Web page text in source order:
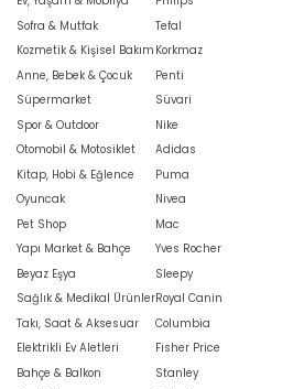
Sofra & Mutfak
Kozmetik & Kişisel Bakım
Anne, Bebek & Çocuk
Süpermarket
Spor & Outdoor
Otomobil & Motosiklet
Kitap, Hobi & Eğlence
Oyuncak
Pet Shop
Yapı Market & Bahçe
Beyaz Eşya
Sağlık & Medikal Ürünler
Takı, Saat & Aksesuar
Elektrikli Ev Aletleri
Bahçe & Balkon
Tefal
Korkmaz
Penti
Süvari
Nike
Adidas
Puma
Nivea
Mac
Yves Rocher
Sleepy
Royal Canin
Columbia
Fisher Price
Stanley